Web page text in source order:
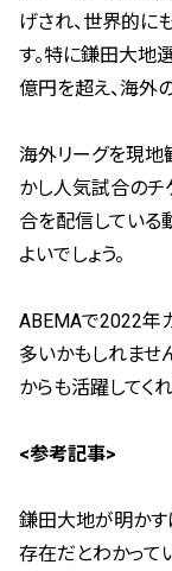
げされ、世界的に
す。特に鎌田大地
億円を超え、海外
海外リーグを現地
かし人気試合のチ
合を配信している
よいでしょう。
ABEMAで2022年
多いかもしれませ
からも活躍してくれ
<参考記事>
鎌田大地が明かす
存在だとわかって